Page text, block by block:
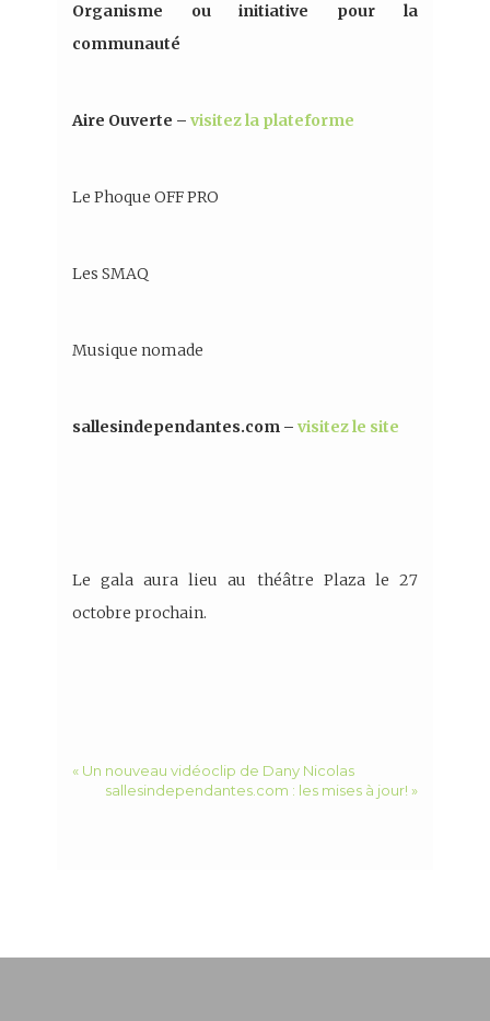
Organisme ou initiative pour la
communauté
Aire Ouverte –visitez la plateforme
Le Phoque OFF PRO
Les SMAQ
Musique nomade
sallesindependantes.com –visitez le site
Le gala aura lieu au théâtre Plaza le 27
octobre prochain.
« Un nouveau vidéoclip de Dany Nicolas
sallesindependantes.com : les mises à jour! »